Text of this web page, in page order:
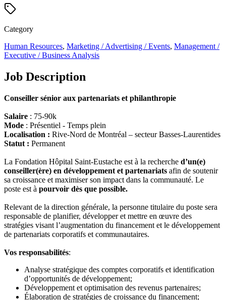
Category
Human Resources, Marketing / Advertising / Events, Management /
Executive / Business Analysis
Job Description
Conseiller sénior aux partenariats et philanthropie
Salaire : 75-90k
Mode : Présentiel - Temps plein
Localisation : Rive-Nord de Montréal – secteur Basses-Laurentides
Statut : Permanent
La Fondation Hôpital Saint-Eustache est à la recherche d’un(e)
conseiller(ère) en développement et partenariats afin de soutenir
sa croissance et maximiser son impact dans la communauté. Le
poste est à pourvoir dès que possible.
Relevant de la direction générale, la personne titulaire du poste sera
responsable de planifier, développer et mettre en œuvre des
stratégies visant l’augmentation du financement et le développement
de partenariats corporatifs et communautaires.
Vos responsabilités:
Analyse stratégique des comptes corporatifs et identification
d’opportunités de développement;
Développement et optimisation des revenus partenaires;
Élaboration de stratégies de croissance du financement;